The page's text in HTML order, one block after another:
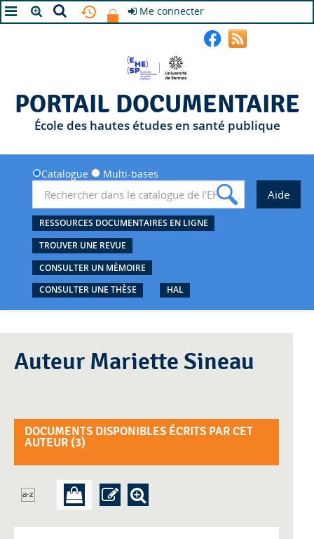
Me connecter
PORTAIL DOCUMENTAIRE
École des hautes études en santé publique
Catalogue Multi-bases
RESSOURCES DOCUMENTAIRES EN LIGNE
TROUVER UNE REVUE
CONSULTER UN MÉMOIRE
CONSULTER UNE THÈSE
HAL
Auteur Mariette Sineau
DOCUMENTS DISPONIBLES ÉCRITS PAR CET
AUTEUR (3)